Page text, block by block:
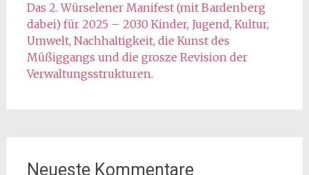
Das 2. Würselener Manifest (mit Bardenberg
dabei) für 2025 – 2030 Kinder, Jugend, Kultur,
Umwelt, Nachhaltigkeit, die Kunst des
Müßiggangs und die grosze Revision der
Verwaltungsstrukturen.
Neueste Kommentare